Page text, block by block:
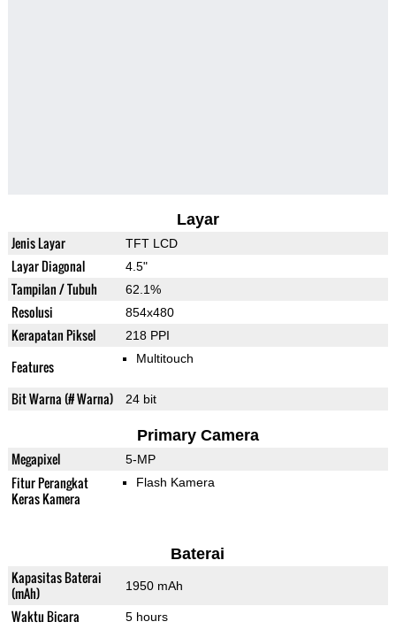
Layar
Jenis Layar TFT LCD
Layar Diagonal 4.5"
Tampilan / Tubuh 62.1%
Resolusi 854x480
Kerapatan Piksel 218 PPI
Features Multitouch
Bit Warna (# Warna) 24 bit
Primary Camera
Megapixel 5-MP
Fitur Perangkat
Keras Kamera
Flash Kamera
Baterai
Kapasitas Baterai
(mAh)
1950 mAh
Waktu Bicara 5 hours